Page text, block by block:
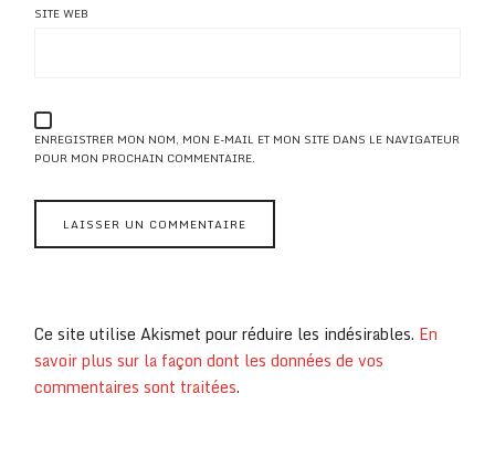
SITE WEB
ENREGISTRER MON NOM, MON E-MAIL ET MON SITE DANS LE NAVIGATEUR
POUR MON PROCHAIN COMMENTAIRE.
Ce site utilise Akismet pour réduire les indésirables. En
savoir plus sur la façon dont les données de vos
commentaires sont traitées.